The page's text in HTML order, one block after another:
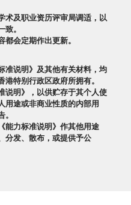
术及职业资历评审局调适，以
。
会定期作出更新。
准说明》及其他有关材料，均
特别行政区政府所拥有。
说明》，以供贮存于其个人使
用途或非商业性质的内部用
能力标准说明》作其他用途
分发、散布，或提供予公